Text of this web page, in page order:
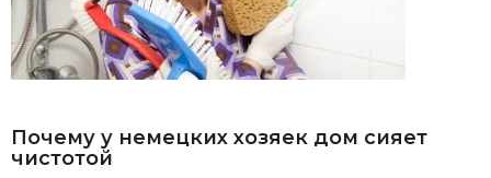
Почему у немецких хозяек дом сияет
чистотой